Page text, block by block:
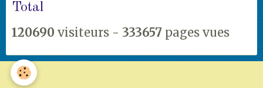
Total
120690 visiteurs - 333657 pages vues